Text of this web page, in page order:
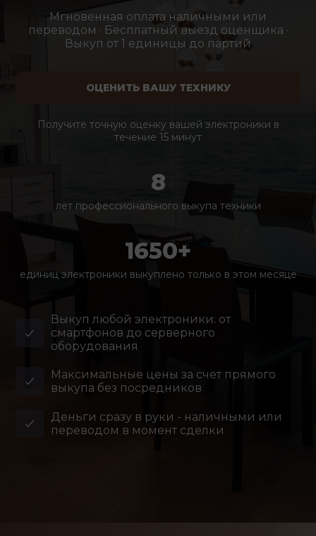
Мгновенная оплата наличными или
переводом · Бесплатный выезд оценщика ·
Выкуп от 1 единицы до партий
ОЦЕНИТЬ ВАШУ ТЕХНИКУ
Получите точную оценку вашей электроники в
течение 15 минут
8
лет профессионального выкупа техники
1650+
единиц электроники выкуплено только в этом месяце
Выкуп любой электроники: от
смартфонов до серверного
оборудования
Максимальные цены за счет прямого
выкупа без посредников
Деньги сразу в руки - наличными или
переводом в момент сделки